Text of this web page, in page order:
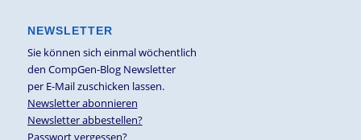
NEWSLETTER
Sie können sich einmal wöchentlich
den CompGen-Blog Newsletter
per E-Mail zuschicken lassen.
Newsletter abonnieren
Newsletter abbestellen?
Passwort vergessen?